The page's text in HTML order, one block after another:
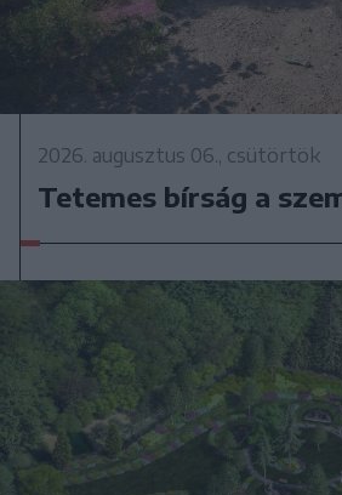
2026. augusztus 06., csütörtök
Tetemes bírság a